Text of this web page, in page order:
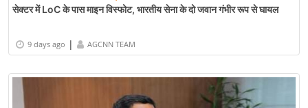
सेक्टर में LoC के पास माइन विस्फोट, भारतीय सेना के दो जवान गंभीर रूप से घायल
9 days ago | AGCNN TEAM